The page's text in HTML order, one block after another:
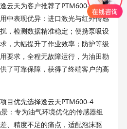
云天为客户推荐了 PTM600-4的***
中表现优异：进口激光与红外传感
，检测数据精准稳定；便携泵吸设
，大幅提升了作业效率；防护等级
要求，全程无故障运行，为油田勘
了可靠保障，获得了终端客户的高
目优先选择逸云天PTM600-4
：专为油气环境优化的传感器组
、精度不足的痛点，适配泡沫驱